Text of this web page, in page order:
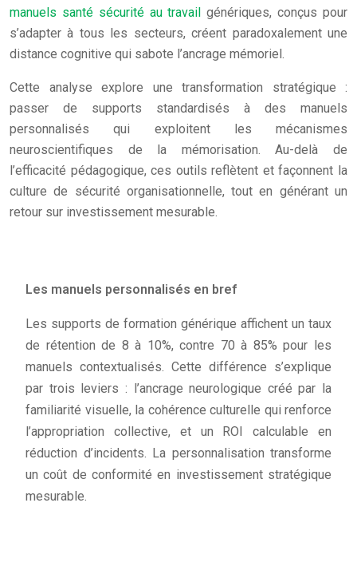
manuels santé sécurité au travail génériques, conçus pour
s’adapter à tous les secteurs, créent paradoxalement une
distance cognitive qui sabote l’ancrage mémoriel.
Cette analyse explore une transformation stratégique :
passer de supports standardisés à des manuels
personnalisés qui exploitent les mécanismes
neuroscientifiques de la mémorisation. Au-delà de
l’efficacité pédagogique, ces outils reflètent et façonnent la
culture de sécurité organisationnelle, tout en générant un
retour sur investissement mesurable.
Les manuels personnalisés en bref
Les supports de formation générique affichent un taux
de rétention de 8 à 10%, contre 70 à 85% pour les
manuels contextualisés. Cette différence s’explique
par trois leviers : l’ancrage neurologique créé par la
familiarité visuelle, la cohérence culturelle qui renforce
l’appropriation collective, et un ROI calculable en
réduction d’incidents. La personnalisation transforme
un coût de conformité en investissement stratégique
mesurable.